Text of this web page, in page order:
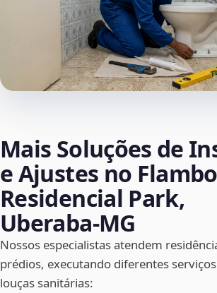
Mais Soluções de
e Ajustes no
Residencial Park,
Uberaba‑MG
Nossos especialistas atendem
prédios, executando diferentes
louças sanitárias: